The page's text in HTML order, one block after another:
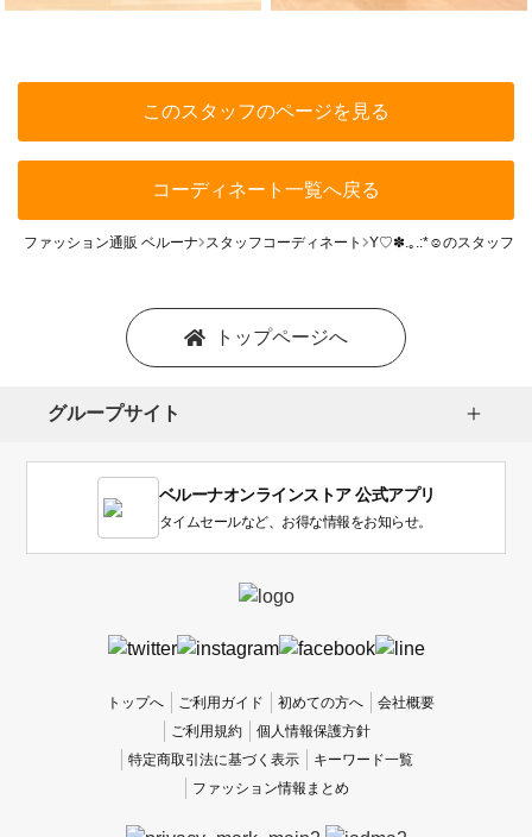
このスタッフのページを見る
コーディネート一覧へ戻る
ファッション通販 ベルーナ スタッフコーディネート Y♡✽.｡.:*☺︎のスタッフコ
トップページへ
グループサイト
ベルーナオンラインストア 公式アプリ
タイムセールなど、お得な情報をお知らせ。
トップへ ご利用ガイド 初めての方へ
会社概要
ご利用規約
個人情報保護方針
特定商取引法に基づく表示
キーワード一覧
ファッション情報まとめ